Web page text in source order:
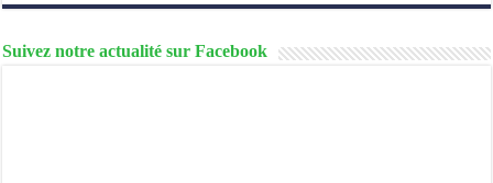
Suivez notre actualité sur Facebook